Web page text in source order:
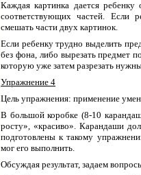
Каждая картинка дается
соответствующих частей. Если
смешать части двух картинок.
Если ребенку трудно выделить
без фона, либо вырезать предмет
которую уже затем разрезать
Упражнение 4
Цель упражнения: применение
В большой коробке (8-10
росту», «красиво». Карандаши
подготовлены к такому
мог его выполнить.
Обсуждая результат, задаем